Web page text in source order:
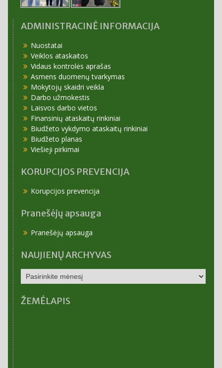
ADMINISTRACINĖ INFORMACIJA
Nuostatai
Veiklos ataskaitos
Vidaus kontrolės aprašas
Asmens duomenų tvarkymas
Mokytojų skaidri veikla
Darbo užmokestis
Laisvos darbo vietos
Finansinių ataskaitų rinkiniai
Biudžeto vykdymo ataskaitų rinkiniai
Biudžeto planas
Viešieji pirkimai
KORUPCIJOS PREVENCIJA
Korupcijos prevencija
Pranešėjų apsauga
Pranešėjų apsauga
NAUJIENŲ ARCHYVAS
NAUJIENŲ
ARCHYVAS
ŽEMĖLAPIS